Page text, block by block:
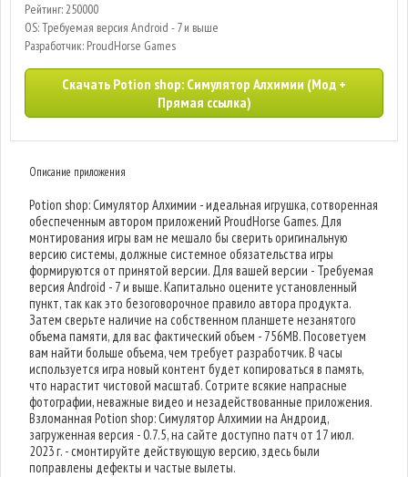
Рейтинг: 250000
OS: Требуемая версия Android - 7 и выше
Разработчик: ProudHorse Games
Скачать Potion shop: Симулятор Алхимии (Мод +
Прямая ссылка)
Описание приложения
Potion shop: Симулятор Алхимии - идеальная игрушка, сотворенная
обеспеченным автором приложений ProudHorse Games. Для
монтирования игры вам не мешало бы сверить оригинальную
версию системы, должные системное обязательства игры
формируются от принятой версии. Для вашей версии - Требуемая
версия Android - 7 и выше. Капитально оцените установленный
пункт, так как это безоговорочное правило автора продукта.
Затем сверьте наличие на собственном планшете незанятого
объема памяти, для вас фактический объем - 756MB. Посоветуем
вам найти больше объема, чем требует разработчик. В часы
используется игра новый контент будет копироваться в память,
что нарастит чистовой масштаб. Сотрите всякие напрасные
фотографии, неважные видео и незадействованные приложения.
Взломанная Potion shop: Симулятор Алхимии на Андроид,
загруженная версия - 0.7.5, на сайте доступно патч от 17 июл.
2023 г. - смонтируйте действующую версию, здесь были
поправлены дефекты и частые вылеты.